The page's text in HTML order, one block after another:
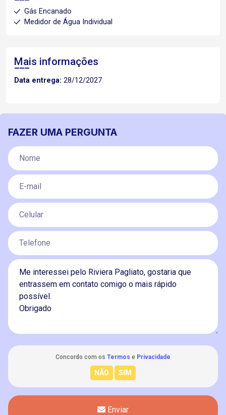
Gás Encanado
Medidor de Água Individual
Mais informações
Data entrega: 28/12/2027
FAZER UMA PERGUNTA
Concordo com os Termos e Privacidade
Enviar